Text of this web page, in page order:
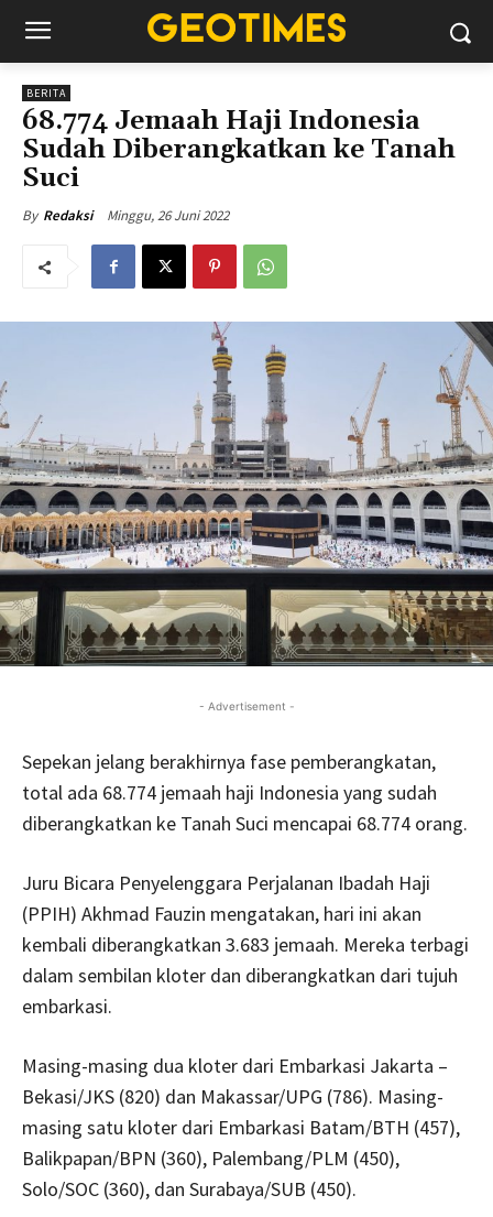
BERITA
68.774 Jemaah Haji Indonesia
Sudah Diberangkatkan ke Tanah
Suci
By Redaksi Minggu, 26 Juni 2022
- Advertisement -
Sepekan jelang berakhirnya fase pemberangkatan,
total ada 68.774 jemaah haji Indonesia yang sudah
diberangkatkan ke Tanah Suci mencapai 68.774 orang.
Juru Bicara Penyelenggara Perjalanan Ibadah Haji
(PPIH) Akhmad Fauzin mengatakan, hari ini akan
kembali diberangkatkan 3.683 jemaah. Mereka terbagi
dalam sembilan kloter dan diberangkatkan dari tujuh
embarkasi.
Masing-masing dua kloter dari Embarkasi Jakarta –
Bekasi/JKS (820) dan Makassar/UPG (786). Masing-
masing satu kloter dari Embarkasi Batam/BTH (457),
Balikpapan/BPN (360), Palembang/PLM (450),
Solo/SOC (360), dan Surabaya/SUB (450).